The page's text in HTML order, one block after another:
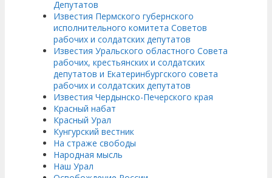
Депутатов
Известия Пермского губернского
исполнительного комитета Советов
рабочих и солдатских депутатов
Известия Уральского областного Совета
рабочих, крестьянских и солдатских
депутатов и Екатеринбургского совета
рабочих и солдатских депутатов
Известия Чердынско-Печерского края
Красный набат
Красный Урал
Кунгурский вестник
На страже свободы
Народная мысль
Наш Урал